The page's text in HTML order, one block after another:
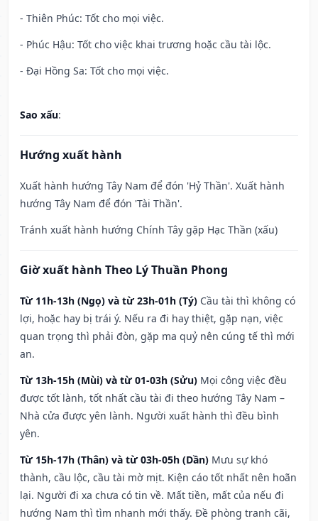
- Thiên Phúc: Tốt cho mọi việc.
- Phúc Hậu: Tốt cho việc khai trương hoặc cầu tài lộc.
- Đại Hồng Sa: Tốt cho mọi việc.
Sao xấu:
Hướng xuất hành
Xuất hành hướng Tây Nam để đón 'Hỷ Thần'. Xuất hành
hướng Tây Nam để đón 'Tài Thần'.
Tránh xuất hành hướng Chính Tây gặp Hạc Thần (xấu)
Giờ xuất hành Theo Lý Thuần Phong
Từ 11h-13h (Ngọ) và từ 23h-01h (Tý) Cầu tài thì không có
lợi, hoặc hay bị trái ý. Nếu ra đi hay thiệt, gặp nạn, việc
quan trọng thì phải đòn, gặp ma quỷ nên cúng tế thì mới
an.
Từ 13h-15h (Mùi) và từ 01-03h (Sửu) Mọi công việc đều
được tốt lành, tốt nhất cầu tài đi theo hướng Tây Nam –
Nhà cửa được yên lành. Người xuất hành thì đều bình
yên.
Từ 15h-17h (Thân) và từ 03h-05h (Dần) Mưu sự khó
thành, cầu lộc, cầu tài mờ mịt. Kiện cáo tốt nhất nên hoãn
lại. Người đi xa chưa có tin về. Mất tiền, mất của nếu đi
hướng Nam thì tìm nhanh mới thấy. Đề phòng tranh cãi,